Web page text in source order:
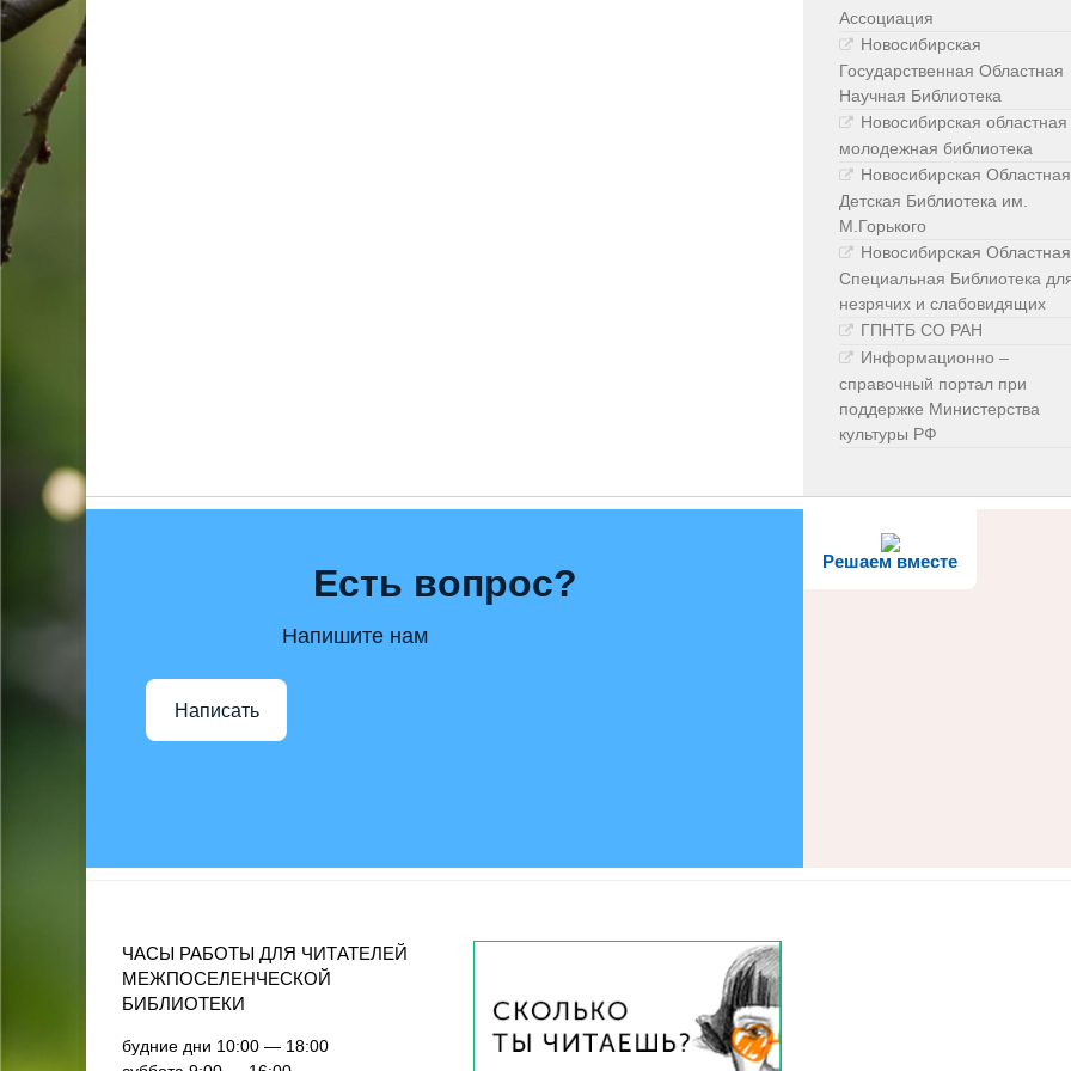
Ассоциация
Новосибирская
Государственная Областная
Научная Библиотека
Новосибирская областная
молодежная библиотека
Новосибирская Областная
Детская Библиотека им.
М.Горького
Новосибирская Областная
Специальная Библиотека
незрячих и слабовидящих
ГПНТБ СО РАН
Информационно –
справочный портал при
поддержке Министерства
культуры РФ
Решаем вместе
Есть вопрос?
Напишите нам
Написать
ЧАСЫ РАБОТЫ ДЛЯ ЧИТАТЕЛЕЙ
МЕЖПОСЕЛЕНЧЕСКОЙ
БИБЛИОТЕКИ
будние дни 10:00 — 18:00